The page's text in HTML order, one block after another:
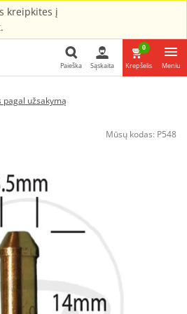
kreipkites į
Paieška Sąskaita
0
Krepšelis Meniu
pagal užsakymą
Mūsų kodas: P548